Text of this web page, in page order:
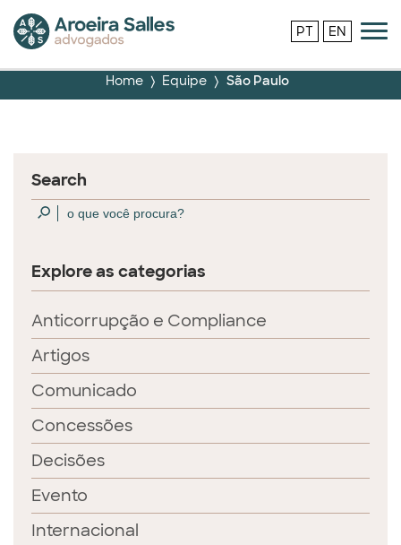
PT EN
Home Equipe São Paulo
Search
Explore as categorias
Anticorrupção e Compliance
Artigos
Comunicado
Concessões
Decisões
Evento
Internacional